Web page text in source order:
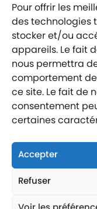
Pour offrir les
des technologies
stocker et/ou
appareils. Le fait
nous permettra
comportement
ce site. Le fait de
consentement
certaines
Accepter
Refuser